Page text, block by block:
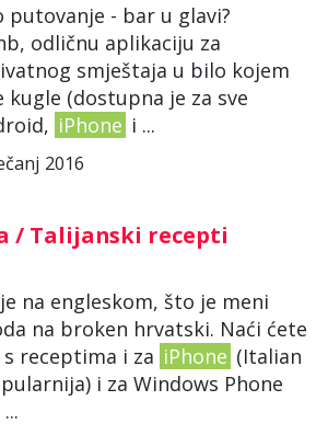
putovanje - bar u glavi?
odličnu aplikaciju za
smještaja u bilo kojem
kugle (dostupna je za sve
iPhone i ...
2016
/ Talijanski recepti
na engleskom, što je meni
na broken hrvatski. Naći ćete
receptima i za iPhone (Italian
i za Windows Phone